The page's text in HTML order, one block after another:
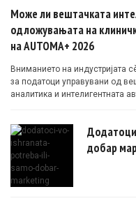
Може ли вештачката
одложувањата на
на AUTOMA+ 2026
Вниманието на индустријата
за податоци управувани од
аналитика и интелигентната
Додатоци
добар